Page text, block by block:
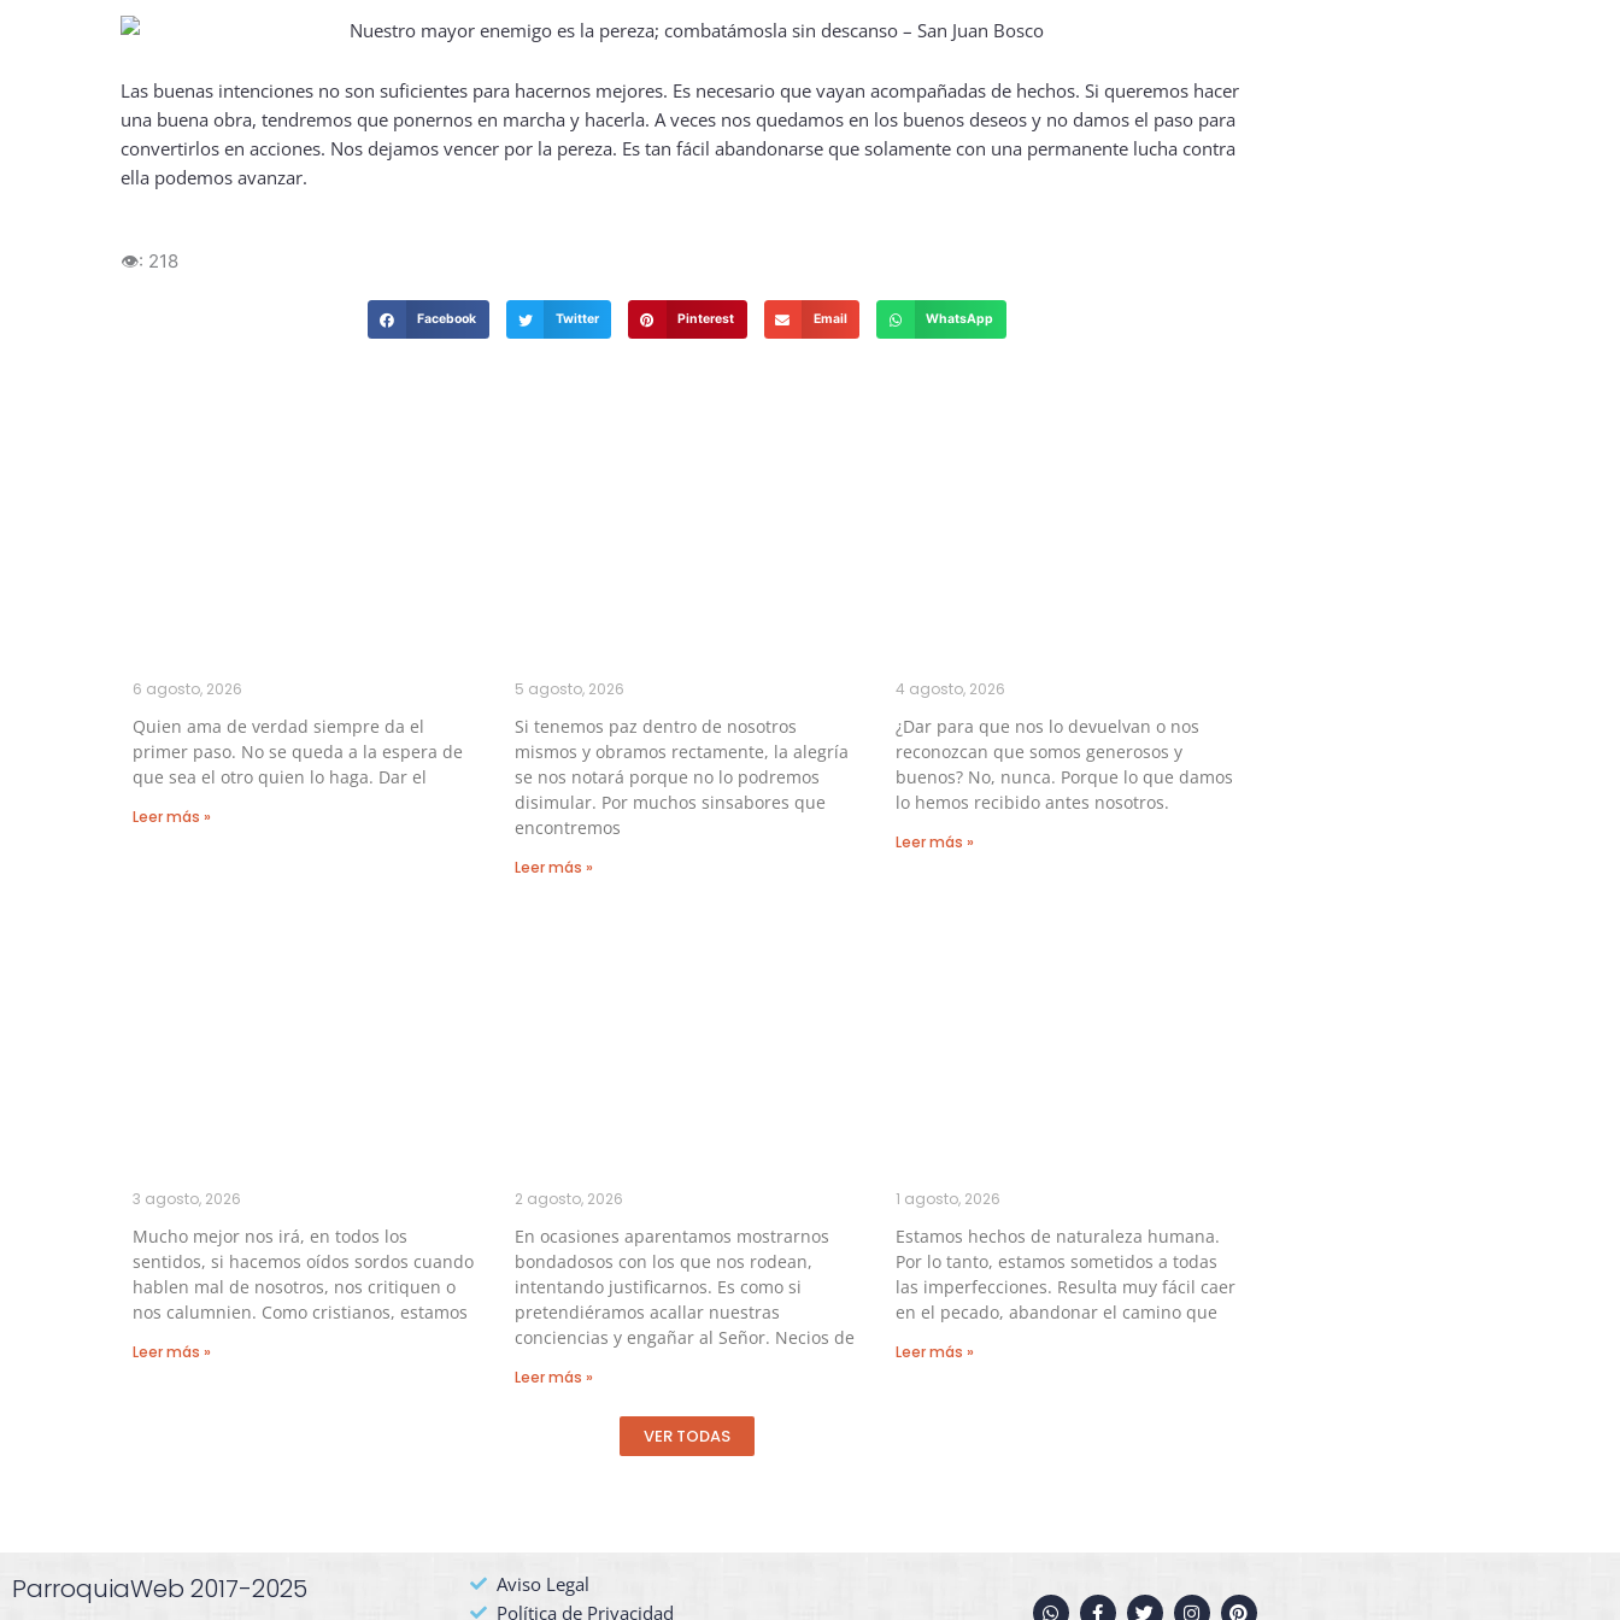
Las buenas intenciones no son suficientes para hacernos mejores. Es necesario que vayan acompañadas de hechos. Si queremos hacer
una buena obra, tendremos que ponernos en marcha y hacerla. A veces nos quedamos en los buenos deseos y no damos el paso para
convertirlos en acciones. Nos dejamos vencer por la pereza. Es tan fácil abandonarse que solamente con una permanente lucha contra
ella podemos avanzar.
👁️: 218
Facebook Twitter Pinterest Email WhatsApp
6 agosto, 2026
Quien ama de verdad siempre da el
primer paso. No se queda a la espera de
que sea el otro quien lo haga. Dar el
Leer más »
5 agosto, 2026
Si tenemos paz dentro de nosotros
mismos y obramos rectamente, la alegría
se nos notará porque no lo podremos
disimular. Por muchos sinsabores que
encontremos
Leer más »
4 agosto, 2026
¿Dar para que nos lo devuelvan o nos
reconozcan que somos generosos y
buenos? No, nunca. Porque lo que damos
lo hemos recibido antes nosotros.
Leer más »
3 agosto, 2026
Mucho mejor nos irá, en todos los
sentidos, si hacemos oídos sordos cuando
hablen mal de nosotros, nos critiquen o
nos calumnien. Como cristianos, estamos
Leer más »
2 agosto, 2026
En ocasiones aparentamos mostrarnos
bondadosos con los que nos rodean,
intentando justificarnos. Es como si
pretendiéramos acallar nuestras
conciencias y engañar al Señor. Necios de
Leer más »
1 agosto, 2026
Estamos hechos de naturaleza humana.
Por lo tanto, estamos sometidos a todas
las imperfecciones. Resulta muy fácil caer
en el pecado, abandonar el camino que
Leer más »
VER TODAS
ParroquiaWeb 2017-2025
Aviso Legal
Política de Privacidad
W F T I P